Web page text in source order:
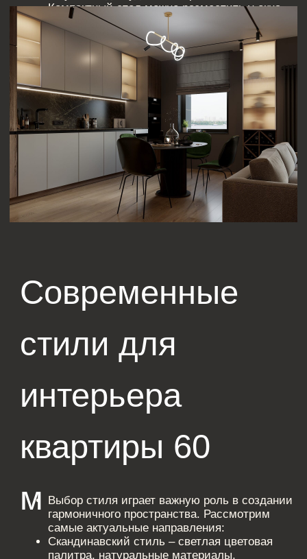
Выбор стиля играет важную роль в создании
гармоничного пространства. Рассмотрим
самые актуальные направления:
Скандинавский стиль – светлая цветовая
палитра, натуральные материалы,
минимализм и функциональность. Отлично
подходит для интерьера квартиры 60 м,
характера. Этот стиль часто используется в
дизайн проекте квартиры 60 м, создавая
эффект простора и индустриальной
особенно актуально для небольших
помещений. Такой подход идеально
элементы, симметрия и качественные
материалы создают уютную атмосферу. Этот
стиль делает интерьер квартиры 60 м более
Современные
стили для
интерьера
квартиры 60
м